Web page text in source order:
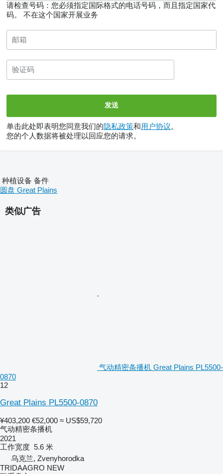
请检查号码：您必须指定国际格式的电话号码，而且指定国家代
码。
不在这个国家开展业务
单击此处即表明您同意我们的隐私政策和用户协议。
您的个人数据将被处理以回应您的请求。
类似广告
气动精密条播机 Great Plains PL5500-
0870
12
Great Plains PL5500-0870
¥403,200 €52,000 ≈ US$59,720
气动精密条播机
2021
工作宽度 5.6 米
乌克兰, Zvenyhorodka
TRIDAAGRO NEW
种植设备 备件
圆盘 Great Plains